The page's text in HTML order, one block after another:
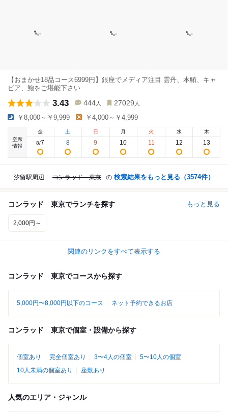
【おまかせ18品コース6999円】銀座でメディア注目 雲丹、本鮪、キャ
ビア、鮑をご堪能下さい
3.43 444 人 27029 人
￥8,000～￥9,999 ￥4,000～￥4,999
空席
情報
金
8/7
土
8
日
9
月
10
火
11
水
12
木
13
汐留駅周辺 コンラッド 東京 の 検索結果をもっと見る（3574件）
コンラッド 東京でランチを探す もっと見る
2,000円～
関連のリンクをすべて表示する
コンラッド 東京でコースから探す
5,000円〜8,000円以下のコース ネット予約できるお店
コンラッド 東京で個室・設備から探す
個室あり 完全個室あり 3〜4人の個室
5〜10人の個室
10人未満の個室あり
座敷あり
人気のエリア・ジャンル